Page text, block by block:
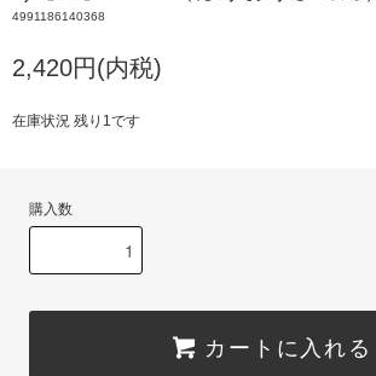
4991186140368
2,420円(内税)
在庫状況 残り1です
購入数
カートに入れる